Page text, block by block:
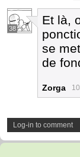
38
Et là,
se
de
Zorga
Log-in to comment